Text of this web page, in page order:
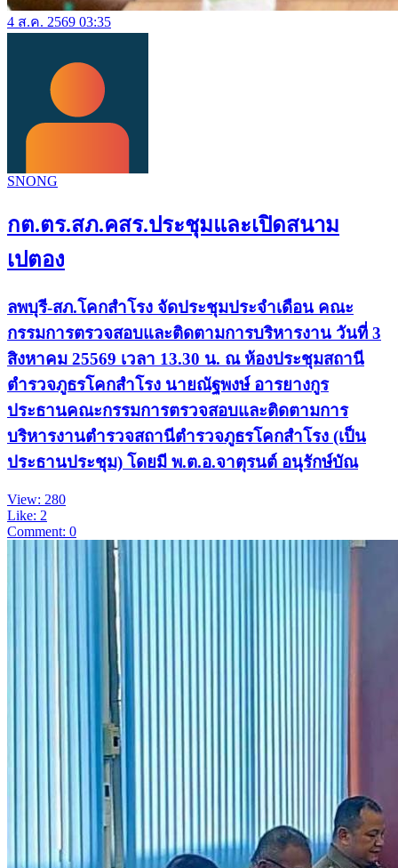
4 ส.ค. 2569 03:35
SNONG
กต.ตร.สภ.คสร.ประชุมและเปิดสนาม
เปตอง
ลพบุรี-สภ.โคกสำโรง จัดประชุมประจำเดือน คณะ
กรรมการตรวจสอบและติดตามการบริหารงาน วันที่ 3
สิงหาคม 25569 เวลา 13.30 น. ณ ห้องประชุมสถานี
ตำรวจภูธรโคกสำโรง นายณัฐพงษ์ อารยางกูร
ประธานคณะกรรมการตรวจสอบและติดตามการ
บริหารงานตำรวจสถานีตำรวจภูธรโคกสำโรง (เป็น
ประธานประชุม) โดยมี พ.ต.อ.จาตุรนต์ อนุรักษ์บัณ
View: 280
Like: 2
Comment: 0